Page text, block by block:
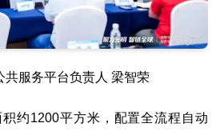
共服务平台负责人 梁智荣
约1200平方米，配置全流程自动